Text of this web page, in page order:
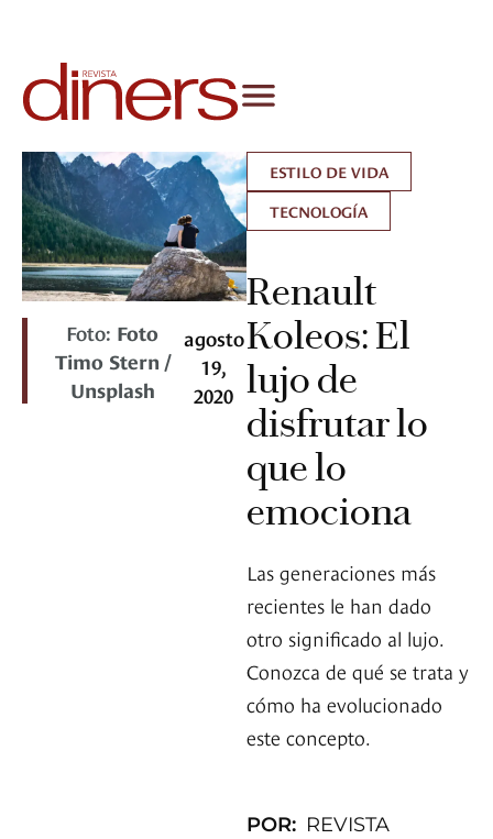
Foto: Foto
Timo Stern /
Unsplash
agosto
19,
2020
ESTILO DE VIDA
TECNOLOGÍA
Renault
Koleos: El
lujo de
disfrutar lo
que lo
emociona
Las generaciones más
recientes le han dado
otro significado al lujo.
Conozca de qué se trata y
cómo ha evolucionado
este concepto.
POR: REVISTA